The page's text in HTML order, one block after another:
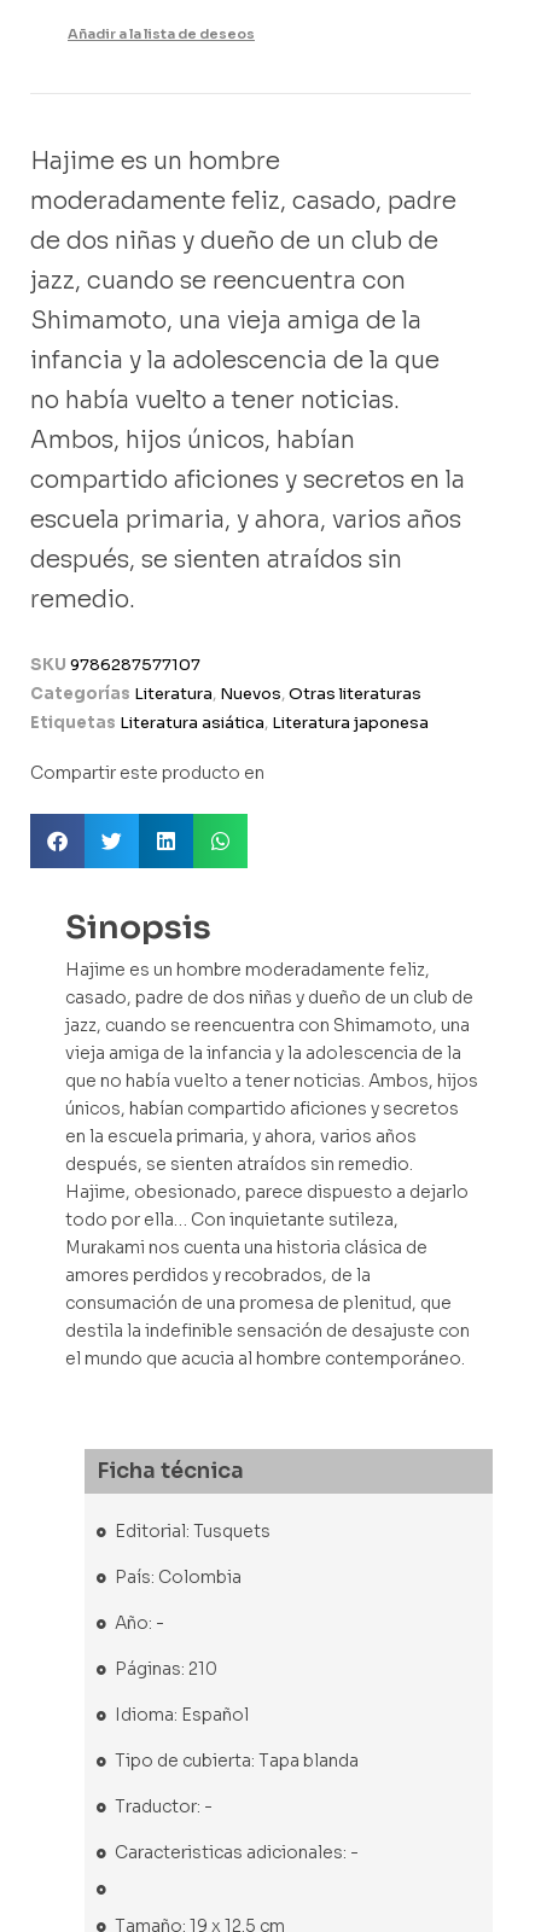
Añadir a la lista de deseos
Hajime es un hombre
moderadamente feliz, casado, padre
de dos niñas y dueño de un club de
jazz, cuando se reencuentra con
Shimamoto, una vieja amiga de la
infancia y la adolescencia de la que
no había vuelto a tener noticias.
Ambos, hijos únicos, habían
compartido aficiones y secretos en la
escuela primaria, y ahora, varios años
después, se sienten atraídos sin
remedio.
SKU 9786287577107
Categorías Literatura, Nuevos,Otras literaturas
Etiquetas Literatura asiática, Literatura japonesa
Compartir este producto en
Sinopsis
Hajime es un hombre moderadamente feliz,
casado, padre de dos niñas y dueño de un club de
jazz, cuando se reencuentra con Shimamoto, una
vieja amiga de la infancia y la adolescencia de la
que no había vuelto a tener noticias. Ambos, hijos
únicos, habían compartido aficiones y secretos
en la escuela primaria, y ahora, varios años
después, se sienten atraídos sin remedio.
Hajime, obesionado, parece dispuesto a dejarlo
todo por ella… Con inquietante sutileza,
Murakami nos cuenta una historia clásica de
amores perdidos y recobrados, de la
consumación de una promesa de plenitud, que
destila la indefinible sensación de desajuste con
el mundo que acucia al hombre contemporáneo.
Ficha técnica
Editorial: Tusquets
País: Colombia
Año: -
Páginas: 210
Idioma: Español
Tipo de cubierta: Tapa blanda
Traductor: -
Caracteristicas adicionales: -
Tamaño: 19 x 12.5 cm